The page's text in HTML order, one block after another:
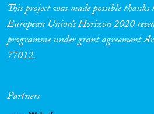
This project was made possible
European Union’s Horizon 2020
programme under grant agreement
77012.
Partners